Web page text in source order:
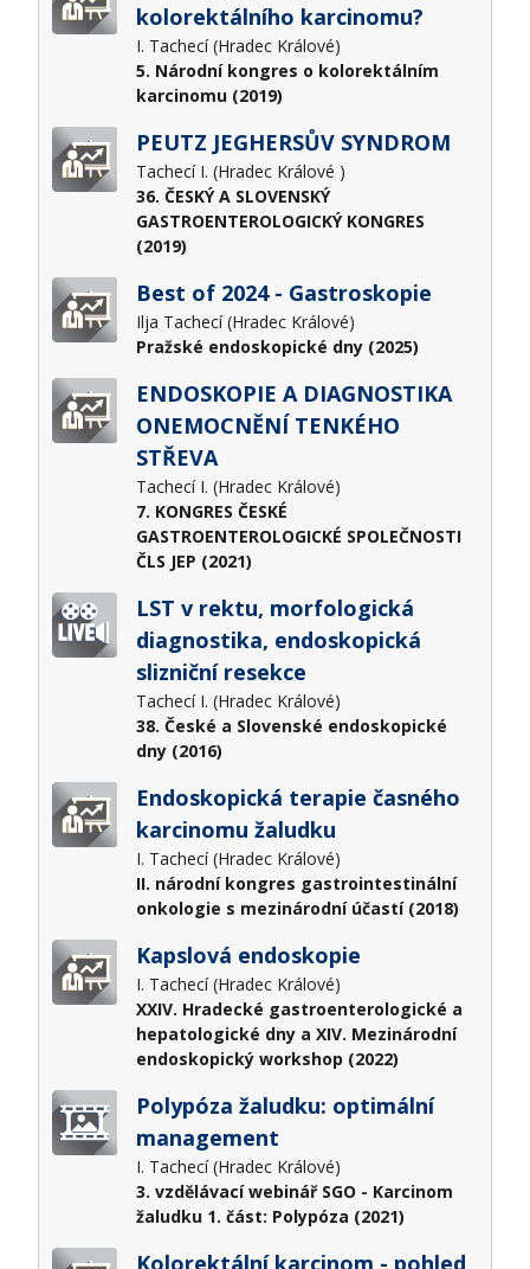
kolorektálního karcinomu?
I. Tachecí (Hradec Králové)
5. Národní kongres o kolorektálním
karcinomu (2019)
PEUTZ JEGHERSŮV SYNDROM
Tachecí I. (Hradec Králové )
36. ČESKÝ A SLOVENSKÝ
GASTROENTEROLOGICKÝ KONGRES
(2019)
Best of 2024 - Gastroskopie
Ilja Tachecí (Hradec Králové)
Pražské endoskopické dny (2025)
ENDOSKOPIE A DIAGNOSTIKA
ONEMOCNĚNÍ TENKÉHO
STŘEVA
Tachecí I. (Hradec Králové)
7. KONGRES ČESKÉ
GASTROENTEROLOGICKÉ SPOLEČNOSTI
ČLS JEP (2021)
LST v rektu, morfologická
diagnostika, endoskopická
slizniční resekce
Tachecí I. (Hradec Králové)
38. České a Slovenské endoskopické
dny (2016)
Endoskopická terapie časného
karcinomu žaludku
I. Tachecí (Hradec Králové)
II. národní kongres gastrointestinální
onkologie s mezinárodní účastí (2018)
Kapslová endoskopie
I. Tachecí (Hradec Králové)
XXIV. Hradecké gastroenterologické a
hepatologické dny a XIV. Mezinárodní
endoskopický workshop (2022)
Polypóza žaludku: optimální
management
I. Tachecí (Hradec Králové)
3. vzdělávací webinář SGO - Karcinom
žaludku 1. část: Polypóza (2021)
Kolorektální karcinom - pohled